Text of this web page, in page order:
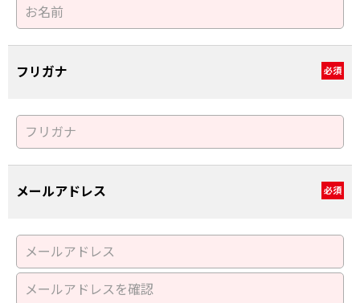
フリガナ 必須
メールアドレス 必須